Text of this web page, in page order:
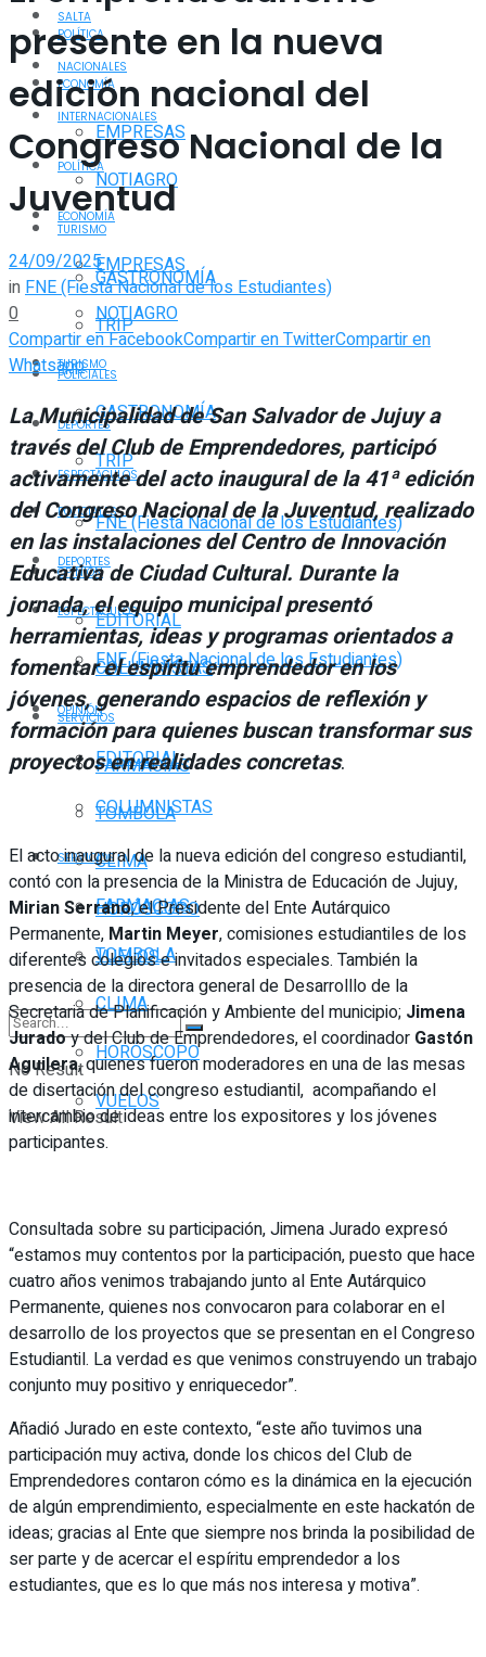
POLÍTICA
ECONOMÍA
EMPRESAS
NOTIAGRO
TURISMO
GASTRONOMÍA
TRIP
POLICIALES
DEPORTES
ESPECTÁCULOS
FNE (Fiesta Nacional de los Estudiantes)
OPINIÓN
EDITORIAL
COLUMNISTAS
SERVICIOS
FARMACIAS
TOMBOLA
CLIMA
HORÓSCOPO
VUELOS
No Result
View All Result
SALTA
NACIONALES
INTERNACIONALES
POLÍTICA
ECONOMÍA
EMPRESAS
NOTIAGRO
TURISMO
GASTRONOMÍA
TRIP
POLICIALES
DEPORTES
ESPECTÁCULOS
FNE (Fiesta Nacional de los Estudiantes)
OPINIÓN
EDITORIAL
COLUMNISTAS
SERVICIOS
FARMACIAS
TOMBOLA
CLIMA
HORÓSCOPO
VUELOS
presente en la nueva
edición nacional del
Congreso Nacional de la
Juventud
24/09/2025
inFNE (Fiesta Nacional de los Estudiantes)
0
Compartir en FacebookCompartir en TwitterCompartir en
Whatsapp
La Municipalidad de San Salvador de Jujuy a
través del Club de Emprendedores, participó
activamente del acto inaugural de la 41ª edición
del Congreso Nacional de la Juventud, realizado
en las instalaciones del Centro de Innovación
Educativa de Ciudad Cultural. Durante la
jornada, el equipo municipal presentó
herramientas, ideas y programas orientados a
fomentar el espíritu emprendedor en los
jóvenes, generando espacios de reflexión y
formación para quienes buscan transformar sus
proyectos en realidades concretas.
El acto inaugural de la nueva edición del congreso estudiantil,
contó con la presencia de la Ministra de Educación de Jujuy,
Mirian Serrano; el Presidente del Ente Autárquico
Permanente, Martin Meyer, comisiones estudiantiles de los
diferentes colegios e invitados especiales. También la
presencia de la directora general de Desarrolllo de la
Secretaria de Planificación y Ambiente del municipio; Jimena
Juradoy del Club de Emprendedores, el coordinador Gastón
Aguilera, quienes fueron moderadores en una de las mesas
de disertación del congreso estudiantil, acompañando el
intercambio de ideas entre los expositores y los jóvenes
participantes.
Consultada sobre su participación, Jimena Jurado expresó
“estamos muy contentos por la participación, puesto que hace
cuatro años venimos trabajando junto al Ente Autárquico
Permanente, quienes nos convocaron para colaborar en el
desarrollo de los proyectos que se presentan en el Congreso
Estudiantil. La verdad es que venimos construyendo un trabajo
conjunto muy positivo y enriquecedor”.
Añadió Jurado en este contexto, “este año tuvimos una
participación muy activa, donde los chicos del Club de
Emprendedores contaron cómo es la dinámica en la ejecución
de algún emprendimiento, especialmente en este hackatón de
ideas; gracias al Ente que siempre nos brinda la posibilidad de
ser parte y de acercar el espíritu emprendedor a los
estudiantes, que es lo que más nos interesa y motiva”.